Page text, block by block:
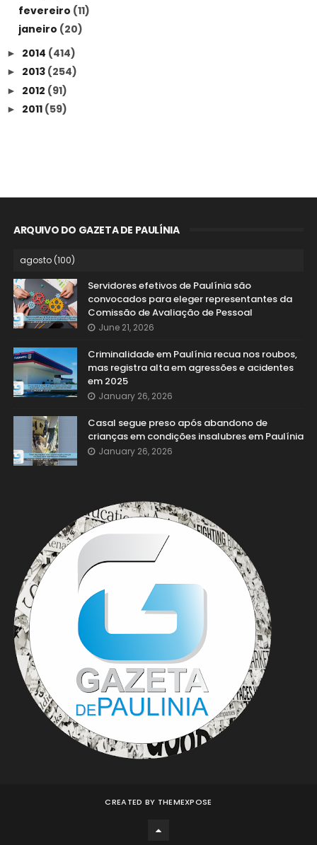
fevereiro (11)
janeiro (20)
► 2014 (414)
► 2013 (254)
► 2012 (91)
► 2011 (59)
ARQUIVO DO GAZETA DE PAULÍNIA
Servidores efetivos de Paulínia são
convocados para eleger representantes da
Comissão de Avaliação de Pessoal
June 21, 2026
Criminalidade em Paulínia recua nos roubos,
mas registra alta em agressões e acidentes
em 2025
January 26, 2026
Casal segue preso após abandono de
crianças em condições insalubres em Paulínia
January 26, 2026
CREATED BY THEMEXPOSE